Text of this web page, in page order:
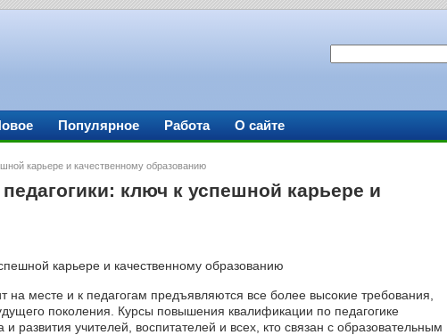
карьере и качественному образованию
ключ к успешной карьере и
месте и к педагогам предъявляются все более высокие требования,
поколения. Курсы повышения квалификации по педагогике
развития учителей, воспитателей и всех, кто связан с образовательным
Популярное Работа О сайте